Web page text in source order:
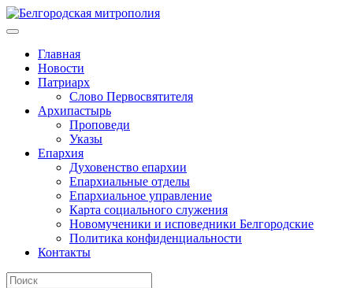
Главная
Новости
Патриарх
Слово Первосвятителя
Архипастырь
Проповеди
Указы
Епархия
Духовенство епархии
Епархиальные отделы
Епархиальное управление
Карта социального служения
Новомученики и исповедники Белгородские
Политика конфиденциальности
Контакты